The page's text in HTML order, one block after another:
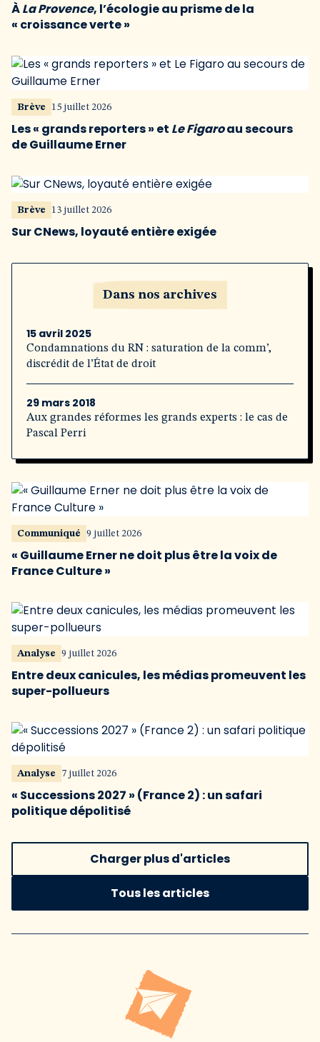
ÀLa Provence, l’écologie au prisme de la
« croissance verte »
Brève 15 juillet 2026
Les « grands reporters » et Le Figaroau secours
de Guillaume Erner
Brève 13 juillet 2026
Sur CNews, loyauté entière exigée
Dans nos archives
15 avril 2025
Condamnations du RN : saturation de la comm’,
discrédit de l’État de droit
29 mars 2018
Aux grandes réformes les grands experts : le cas de
Pascal Perri
Communiqué 9 juillet 2026
« Guillaume Erner ne doit plus être la voix de
France Culture »
Analyse 9 juillet 2026
Entre deux canicules, les médias promeuvent les
super-pollueurs
Analyse 7 juillet 2026
« Successions 2027 » (France 2) : un safari
politique dépolitisé
Charger plus d'articles
Tous les articles